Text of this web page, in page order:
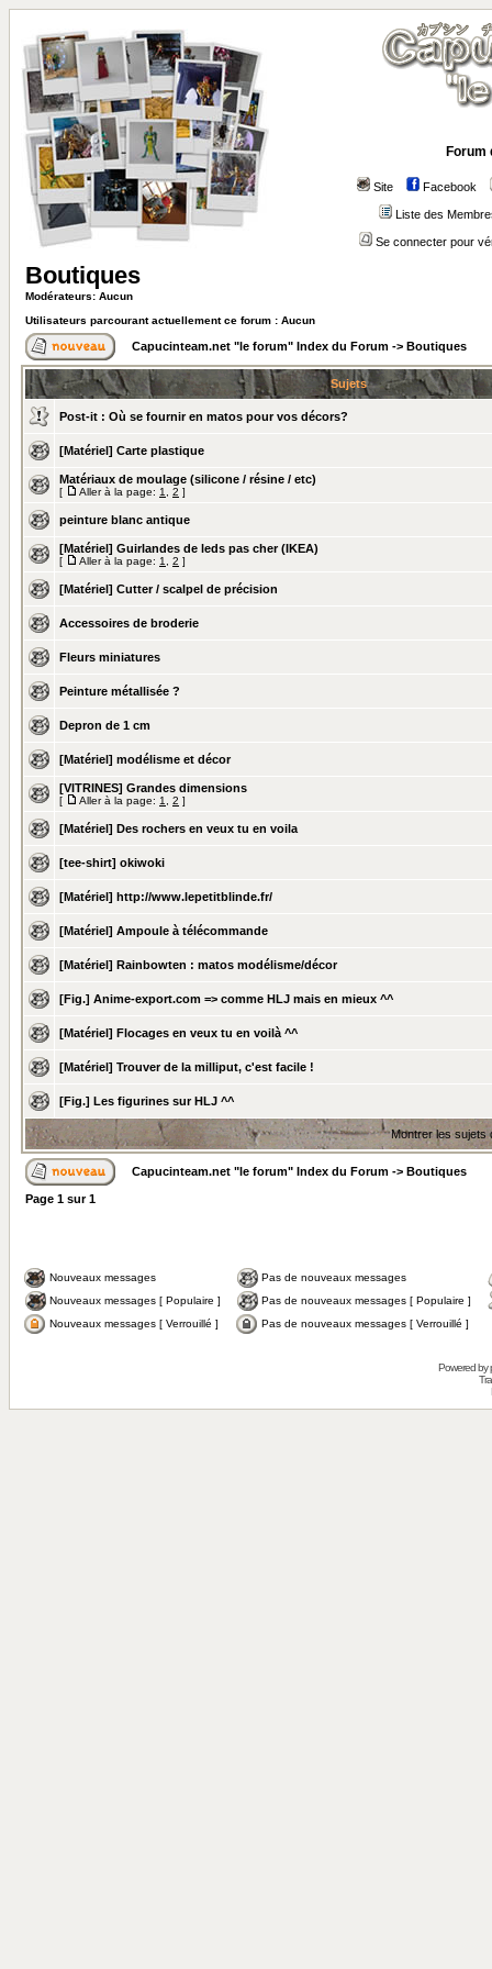
Forum
Site Facebook
Liste des
Se connecter pour
Boutiques
Modérateurs: Aucun
Utilisateurs parcourant actuellement ce forum : Aucun
Capucinteam.net "le forum" Index du Forum -> Boutiques
Sujets
Post-it : Où se fournir en matos pour vos décors?
[Matériel] Carte plastique
Matériaux de moulage (silicone / résine / etc)
[ Aller à la page: 1 2 ]
peinture blanc antique
[Matériel] Guirlandes de leds pas cher (IKEA)
[ Aller à la page: 1 2 ]
[Matériel] Cutter / scalpel de précision
Accessoires de broderie
Fleurs miniatures
Peinture métallisée ?
Depron de 1 cm
[Matériel] modélisme et décor
[VITRINES] Grandes dimensions
[ Aller à la page: 1 2 ]
[Matériel] Des rochers en veux tu en voila
[tee-shirt] okiwoki
[Matériel] http://www.lepetitblinde.fr/
[Matériel] Ampoule à télécommande
[Matériel] Rainbowten : matos modélisme/décor
[Fig.] Anime-export.com => comme HLJ mais en mieux ^^
[Matériel] Flocages en veux tu en voilà ^^
[Matériel] Trouver de la milliput, c'est facile !
[Fig.] Les figurines sur HLJ ^^
Montrer les sujets
Capucinteam.net "le forum" Index du Forum -> Boutiques
Page 1 sur1
Nouveaux messages
Pas de nouveaux messages
Nouveaux messages [ Populaire ]
Pas de nouveaux messages [ Populaire ]
Nouveaux messages [ Verrouillé ]
Pas de nouveaux messages [ Verrouillé ]
Powered by